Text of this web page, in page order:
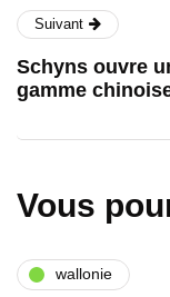
Suivant
Schyns ouvre
gamme
Vous
wallonie